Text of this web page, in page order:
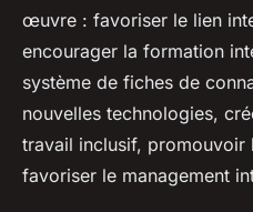
œuvre : favoriser le lien
encourager la formation
système de fiches de
nouvelles technologies,
travail inclusif, promouvoir
favoriser le management